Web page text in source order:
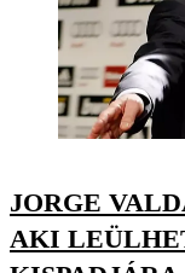
JORGE
AKI